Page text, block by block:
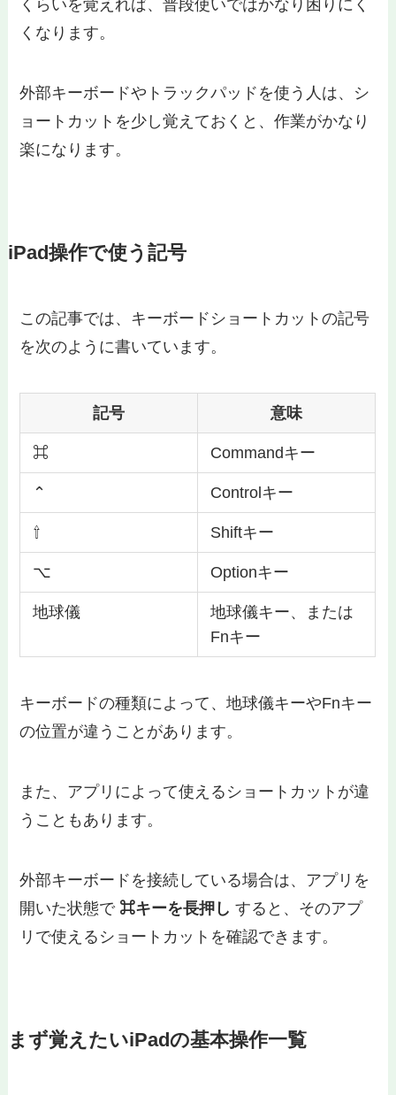
くらいを覚えれば、普段使いではかなり困りにく
くなります。
外部キーボードやトラックパッドを使う人は、シ
ョートカットを少し覚えておくと、作業がかなり
楽になります。
iPad操作で使う記号
この記事では、キーボードショートカットの記号
を次のように書いています。
記号 意味
⌘ Commandキー
⌃ Controlキー
⇧ Shiftキー
⌥ Optionキー
地球儀
地球儀キー、または
Fnキー
キーボードの種類によって、地球儀キーやFnキー
の位置が違うことがあります。
また、アプリによって使えるショートカットが違
うこともあります。
外部キーボードを接続している場合は、アプリを
開いた状態で ⌘キーを長押し すると、そのアプ
リで使えるショートカットを確認できます。
まず覚えたいiPadの基本操作一覧